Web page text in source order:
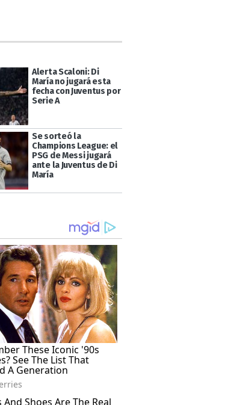
Alerta Scaloni: Di
María no jugará esta
fecha con Juventus por
Serie A
Se sorteó la
Champions League: el
PSG de Messi jugará
ante la Juventus de Di
María